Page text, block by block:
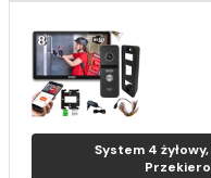
System 4